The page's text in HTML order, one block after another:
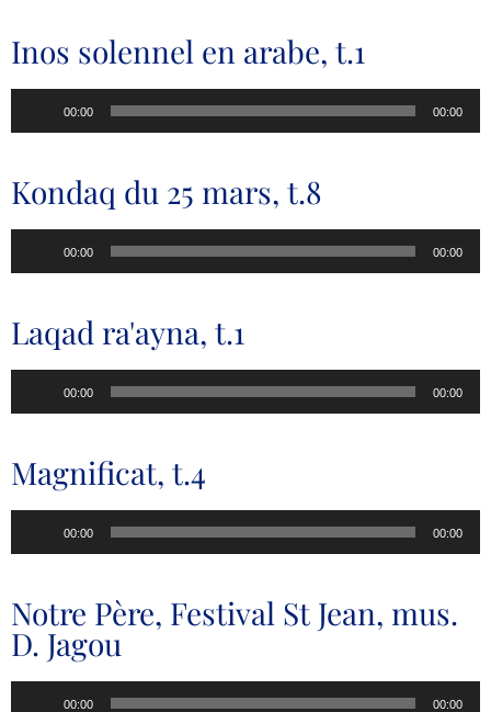
Inos solennel en arabe, t.1
audio
00:00 00:00
Kondaq du 25 mars, t.8
audio
00:00 00:00
Laqad ra'ayna, t.1
audio
00:00 00:00
Magnificat, t.4
audio
00:00 00:00
Notre Père, Festival St Jean, mus.
D. Jagou
00:00 00:00